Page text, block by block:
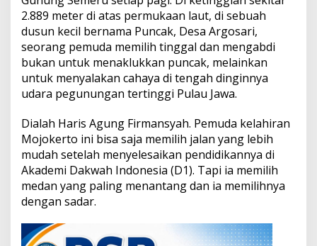
M
u
a
l
2.889 meter di atas permukaan laut, di sebuah
dusun kecil bernama Puncak, Desa Argosari,
seorang pemuda memilih tinggal dan mengabdi
bukan untuk menaklukkan puncak, melainkan
untuk menyalakan cahaya di tengah dinginnya
udara pegunungan tertinggi Pulau Jawa.
Dialah Haris Agung Firmansyah. Pemuda kelahiran
Mojokerto ini bisa saja memilih jalan yang lebih
mudah setelah menyelesaikan pendidikannya di
Akademi Dakwah Indonesia (D1). Tapi ia memilih
medan yang paling menantang dan ia memilihnya
dengan sadar.